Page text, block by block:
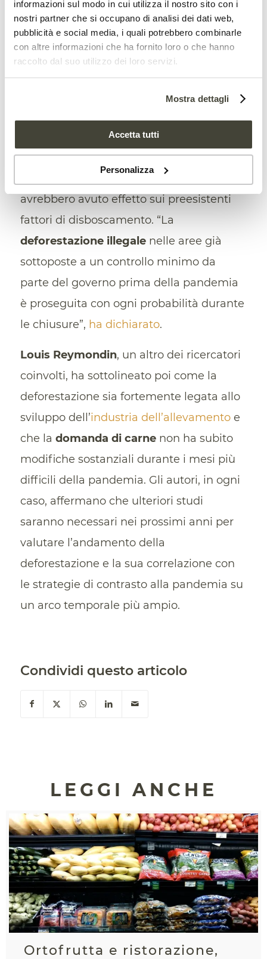
informazioni sul modo in cui utilizza il nostro sito con i
nostri partner che si occupano di analisi dei dati web,
pubblicità e social media, i quali potrebbero combinarle
con altre informazioni che ha fornito loro o che hanno
raccolto dal suo utilizzo dei loro servizi.
Mostra dettagli
Accetta tutti
Personalizza
La deforestazione illegale non ha
dell’Alliance e co-autrice dello studio, i
dati emersi non rappresentano una
sorpresa. Le chiusure, infatti, non
avrebbero avuto effetto sui preesistenti
fattori di disboscamento. “La
deforestazione illegalenelle aree già
sottoposte a un controllo minimo da
parte del governo prima della pandemia
è proseguita con ogni probabilità durante
le chiusure”, ha dichiarato.
Louis Reymondin, un altro dei ricercatori
coinvolti, ha sottolineato poi come la
deforestazione sia fortemente legata allo
sviluppo dell’industria dell’allevamentoe
che la domanda di carnenon ha subito
modifiche sostanziali durante i mesi più
difficili della pandemia. Gli autori, in ogni
caso, affermano che ulteriori studi
saranno necessari nei prossimi anni per
valutare l’andamento della
deforestazione e la sua correlazione con
le strategie di contrasto alla pandemia su
un arco temporale più ampio.
Condividi questo articolo
LEGGI ANCHE
Ortofrutta e ristorazione,